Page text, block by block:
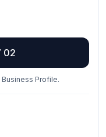
02
Profile.